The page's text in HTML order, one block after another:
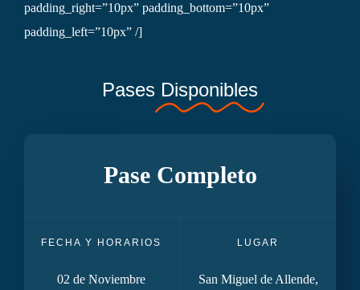
padding_right=”10px” padding_bottom=”10px”
padding_left=”10px” /]
Pases Disponibles
Pase Completo
FECHA Y HORARIOS
02 de Noviembre
LUGAR
San Miguel de Allende,